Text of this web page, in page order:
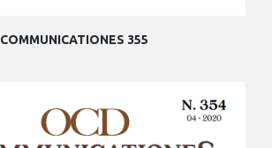
COMMUNICATIONES 355